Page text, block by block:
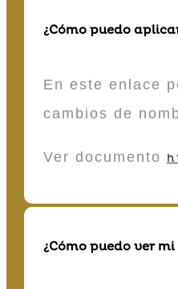
¿Cómo puedo
En este enlace
cambios de
Ver documento
¿Cómo puedo ver